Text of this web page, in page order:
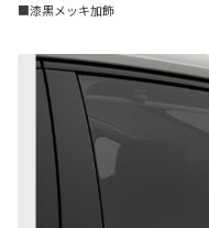
■漆黒メッキ加飾